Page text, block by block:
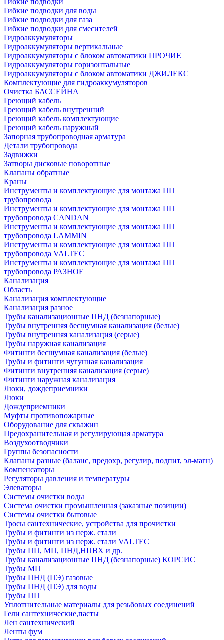
Гибкие подводки
Гибкие подводки для воды
Гибкие подводки для газа
Гибкие подводки для смесителей
Гидроаккумуляторы
Гидроаккумуляторы вертикальные
Гидроаккумуляторы с блоком автоматики ПРОЧИЕ
Гидроаккумуляторы горизонтальные
Гидроаккумуляторы с блоком автоматики ДЖИЛЕКС
Комплектующие для гидроаккумуляторов
Очистка БАССЕЙНА
Греющий кабель
Греющий кабель внутренний
Греющий кабель комплектующие
Греющий кабель наружный
Запорная трубопроводная арматура
Детали трубопровода
Задвижки
Затворы дисковые поворотные
Клапаны обратные
Краны
Инструменты и комплектующие для монтажа ПП
трубопровода
Инструменты и комплектующие для монтажа ПП
трубопровода CANDAN
Инструменты и комплектующие для монтажа ПП
трубопровода LAMMIN
Инструменты и комплектующие для монтажа ПП
трубопровода VALTEC
Инструменты и комплектующие для монтажа ПП
трубопровода РАЗНОЕ
Канализация
Область
Канализация комплектующие
Канализация разное
Трубы канализационные ПНД (безнапорные)
Трубы внутренняя бесшумная канализация (белые)
Трубы внутренняя канализация (серые)
Трубы наружная канализация
Фитинги бесшумная канализация (белые)
Трубы и фитинги чугунная канализация
Фитинги внутренняя канализация (серые)
Фитинги наружная канализация
Люки, дождеприемники
Люки
Дождеприемники
Муфты противопожарные
Оборудование для скважин
Предохранительная и регулирующая арматура
Воздухоотводчики
Группы безопасности
Клапаны разные (баланс, предохр, регулир, подпит, эл-магн)
Компенсаторы
Регуляторы давления и температуры
Элеваторы
Системы очистки воды
Система очистки промышленная (заказные позиции)
Системы очистки бытовые
Тросы сантехнические, устройства для прочистки
Трубы и фитинги из нерж. стали
Трубы и фитинги из нерж. стали VALTEC
Трубы ПП, МП, ПНД,НПВХ и др.
Трубы канализационные ПНД (безнапорные) КОРСИС
Трубы МП
Трубы ПНД (ПЭ) газовые
Трубы ПНД (ПЭ) для воды
Трубы ПП
Уплотнительные материалы для резьбовых соединений
Гели сантехнические,пасты
Лен сантехнический
Ленты фум